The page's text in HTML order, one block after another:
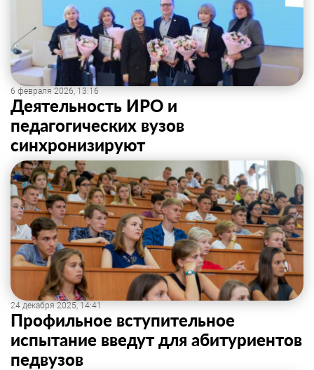
6 февраля 2026, 13:16
Деятельность ИРО и
педагогических вузов
синхронизируют
24 декабря 2025, 14:41
Профильное вступительное
испытание введут для абитуриентов
педвузов